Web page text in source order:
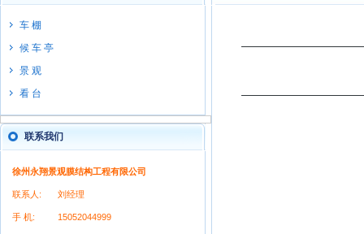
车 棚
候 车 亭
景 观
看 台
联系我们
徐州永翔景观膜结构工程有限公司
联系人: 刘经理
手 机: 15052044999